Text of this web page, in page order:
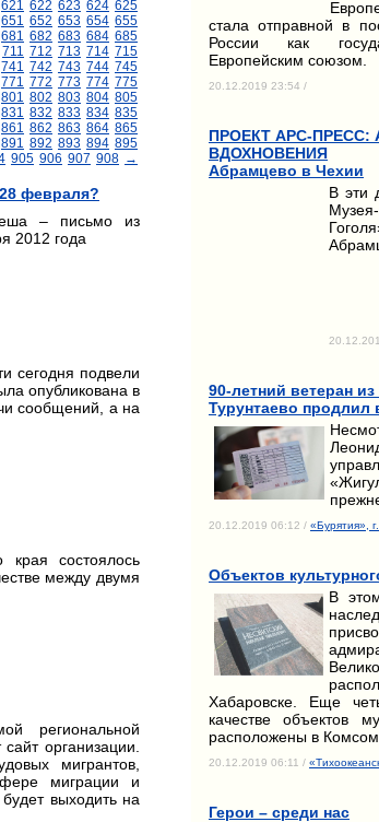
621 622 623 624 625
651 652 653 654 655
681 682 683 684 685
711 712 713 714 715
741 742 743 744 745
771 772 773 774 775
801 802 803 804 805
831 832 833 834 835
861 862 863 864 865
891 892 893 894 895
905 906 907 908 →
февраля?
– письмо из
2012 года
сегодня подвели
опубликована в
сообщений, а на
края состоялось
между двумя
региональной
организации.
мигрантов,
миграции и
выходить на
стала отправной в
России как
Европейским союзом.
20.12.2019 23:54 /
ПРОЕКТ АРС-
ВДОХНОВЕНИЯ
Абрамцево в Чехии
В эти
90-летний ветеран
Турунтаево продлил
20.12.2019 06:12 / «Бурятия»,
Объектов
В
Хабаровске. Еще
качестве объектов
расположены в
20.12.2019 06:11 /
Герои – среди нас